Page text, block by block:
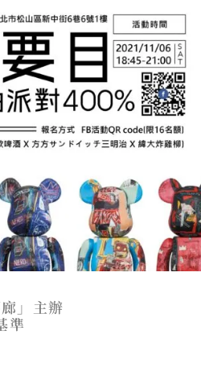
」主辦
準